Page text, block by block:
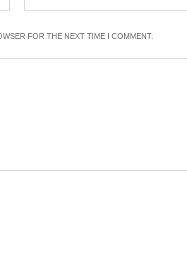
FOR THE NEXT TIME I COMMENT.